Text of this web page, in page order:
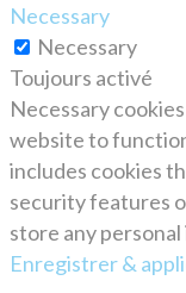
Necessary
Necessary
Toujours activé
Necessary
website to
includes cookies
security features
store any
Enregistrer &